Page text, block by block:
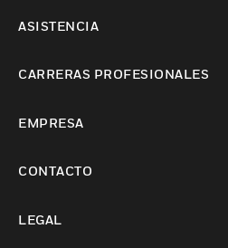
ASISTENCIA
CARRERAS PROFESIONALES
EMPRESA
CONTACTO
LEGAL